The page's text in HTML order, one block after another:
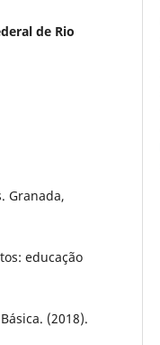
de Rio
Granada,
educação
(2018).